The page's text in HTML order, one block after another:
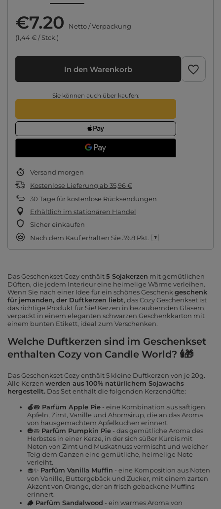
€7.20 Netto/Verpackung
(1,44 € / Stck.)
In den Warenkorb
Sie können auch über kaufen:
Versand morgen
Kostenlose Lieferung ab 35,96 €
30 Tage für kostenlose Rücksendungen
Erhältlich im stationären Handel
Sicher einkaufen
Nach dem Kauf erhalten Sie 39.8 Pkt.
Das Geschenkset Cozy enthält5 Sojakerzen mit gemütlichen
Düften, die jedem Interieur eine heimelige Wärme verleihen.
Wenn Sie nach einer Idee für ein schönes Geschenk geschenk
für jemanden, der Duftkerzen liebt, das Cozy Geschenkset ist
das richtige Produkt für Sie! Kerzen in bezaubernden Gläsern,
verpackt in einem eleganten schwarzen Geschenkkarton mit
einem bunten Etikett, ideal zum Verschenken.
Welche Duftkerzen sind im Geschenkset
enthalten Cozy von Candle World? 🕯️🎁
Das Geschenkset Cozy enthält 5 kleine Duftkerzen von je 20g.
Alle Kerzen werden aus 100% natürlichem Sojawachs
hergestellt. Das Set enthält die folgenden Kerzendüfte:
🍎🥧 Parfüm Apple Pie - eine Kombination aus saftigen
Äpfeln, Zimt, Vanille und Ahornsirup, die an das Aroma
von hausgemachtem Apfelkuchen erinnert.
🎃🥧 Parfüm Pumpkin Pie - das gemütliche Aroma des
Herbstes in einer Kerze, in der sich süßer Kürbis mit
Noten von Zimt und Muskatnuss vermischt und weicher
Teig dem Ganzen eine gemütliche, heimelige Note
verleiht.
🧁✨ Parfüm Vanilla Muffin - eine Komposition aus Noten
von Vanille, Buttergebäck und Zucker, mit einem zarten
Akzent von Orange, der an frisch gebackene Muffins
erinnert.
🪵 Parfüm Sandalwood - ein warmes Aroma von